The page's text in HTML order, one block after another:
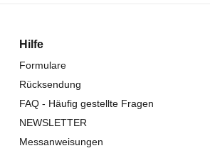
Hilfe
Formulare
Rücksendung
FAQ - Häufig gestellte Fragen
NEWSLETTER
Messanweisungen